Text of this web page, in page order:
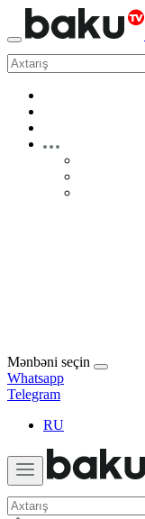
Mənbəni seçin
Whatsapp
Telegram
RU